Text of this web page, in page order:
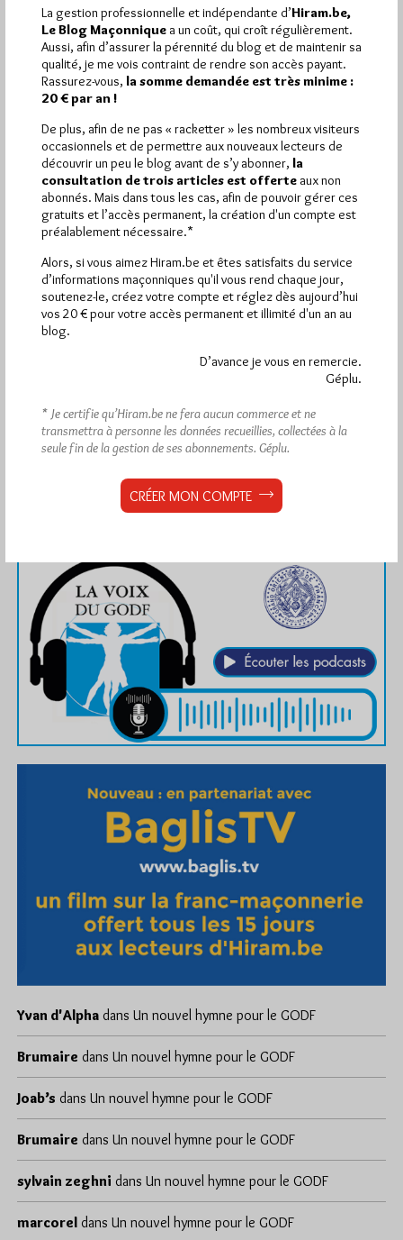
Hier mercredi 5 août 2026, Hiram.be a reçu1 441
visiteset2 502 pagesont été lues (Source :
Pirsch.io)
Plus d’informations
Quels sont les articles les plus lus du blog ?
Abonnement aux Newsletters - RSS
Yvan d'Alpha dans Un nouvel hymne pour le GODF
Brumaire dans Un nouvel hymne pour le GODF
Joab’s dans Un nouvel hymne pour le GODF
Brumaire dans Un nouvel hymne pour le GODF
sylvain zeghni dans Un nouvel hymne pour le GODF
marcorel dans Un nouvel hymne pour le GODF
La gestion professionnelle et indépendante d’Hiram.be,
Le Blog Maçonnique a un coût, qui croît régulièrement.
Aussi, afin d’assurer la pérennité du blog et de maintenir sa
qualité, je me vois contraint de rendre son accès payant.
Rassurez-vous, la somme demandée est très minime :
20 € par an !
De plus, afin de ne pas « racketter » les nombreux visiteurs
occasionnels et de permettre aux nouveaux lecteurs de
découvrir un peu le blog avant de s’y abonner, la
consultation de trois articles est offerte aux non
abonnés. Mais dans tous les cas, afin de pouvoir gérer ces
gratuits et l’accès permanent, la création d'un compte est
préalablement nécessaire.*
Alors, si vous aimez Hiram.be et êtes satisfaits du service
d’informations maçonniques qu'il vous rend chaque jour,
soutenez-le, créez votre compte et réglez dès aujourd’hui
vos 20 € pour votre accès permanent et illimité d'un an au
blog.
D’avance je vous en remercie.
Géplu.
* Je certifie qu’Hiram.be ne fera aucun commerce et ne
transmettra à personne les données recueillies, collectées à la
seule fin de la gestion de ses abonnements. Géplu.
CRÉER MON COMPTE